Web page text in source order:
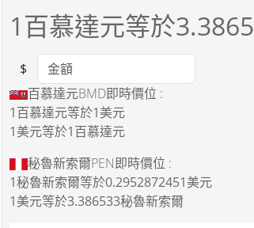
1百慕達元等於3.3865
Amount
$
百慕達元BMD即時價位 :
1百慕達元等於1美元
1美元等於1百慕達元
秘魯新索爾PEN即時價位 :
1秘魯新索爾等於0.2952872451美元
1美元等於3.386533秘魯新索爾